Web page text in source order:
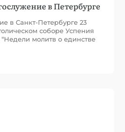
в Петербурге
в Санкт-Петербурге 23
соборе Успения
молитв о единстве